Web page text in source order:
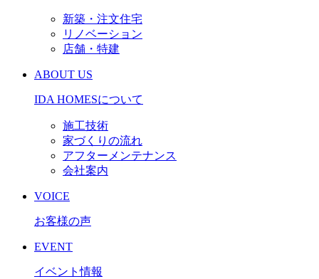
新築・注文住宅
リノベーション
店舗・特建
ABOUT US
IDA HOMESについて
施工技術
家づくりの流れ
アフターメンテナンス
会社案内
VOICE
お客様の声
EVENT
イベント情報